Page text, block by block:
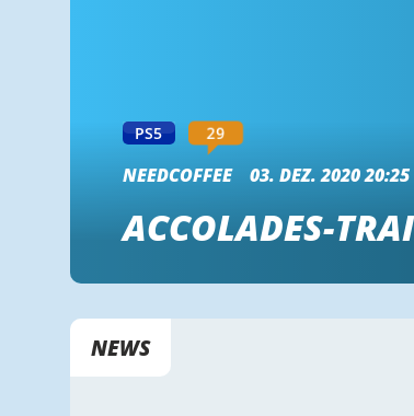
PS5 29
NEEDCOFFEE 03. DEZ. 2020 20:25
ACCOLADES-
NEWS